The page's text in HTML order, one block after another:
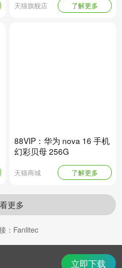
天猫旗舰店 了解更多
88VIP：华为 nova 16 手机
幻彩贝母 256G
天猫商城 了解更多
更多
： Fanlitec
立即下载